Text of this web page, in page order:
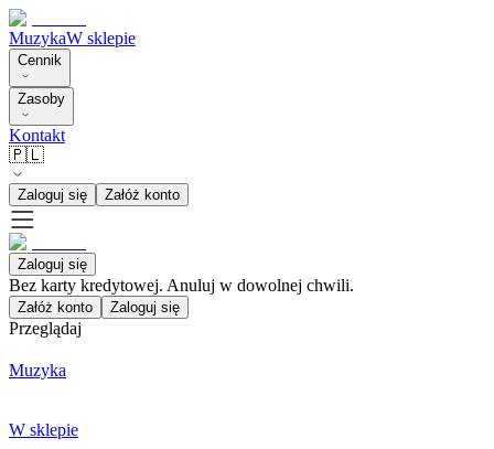
MuzykaW sklepie
Cennik
Zasoby
Kontakt
🇵🇱
Zaloguj się Załóż konto
Zaloguj się
Bez karty kredytowej. Anuluj w dowolnej chwili.
Załóż konto Zaloguj się
Przeglądaj
Muzyka
W sklepie